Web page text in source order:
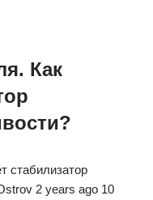
Как
стабилизатор
2 years ago 10